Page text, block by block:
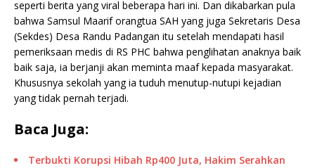
seperti berita yang viral beberapa hari ini. Dan dikabarkan pula
bahwa Samsul Maarif orangtua SAH yang juga Sekretaris Desa
(Sekdes) Desa Randu Padangan itu setelah mendapati hasil
pemeriksaan medis di RS PHC bahwa penglihatan anaknya baik
baik saja, ia berjanji akan meminta maaf kepada masyarakat.
Khususnya sekolah yang ia tuduh menutup-nutupi kejadian
yang tidak pernah terjadi.
Baca Juga:
Terbukti Korupsi Hibah Rp400 Juta, Hakim Serahkan